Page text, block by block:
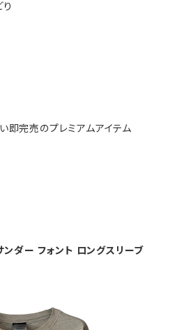
即完売のプレミアムアイテム
ダー フォント ロングスリーブ